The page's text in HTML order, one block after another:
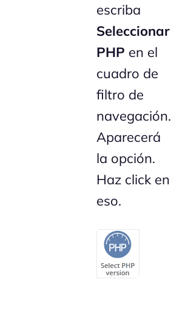
escriba
Seleccionar
PHP en el
cuadro de
filtro de
navegación.
Aparecerá
la opción.
Haz click en
eso.